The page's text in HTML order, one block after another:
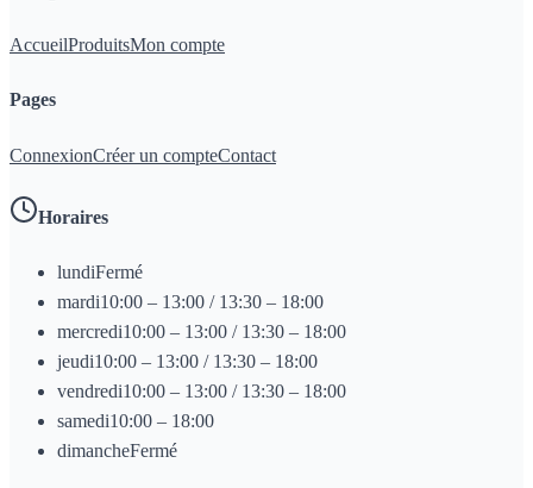
AccueilProduitsMon compte
Pages
ConnexionCréer un compteContact
Horaires
lundiFermé
mardi10:00 – 13:00 / 13:30 – 18:00
mercredi10:00 – 13:00 / 13:30 – 18:00
jeudi10:00 – 13:00 / 13:30 – 18:00
vendredi10:00 – 13:00 / 13:30 – 18:00
samedi10:00 – 18:00
dimancheFermé